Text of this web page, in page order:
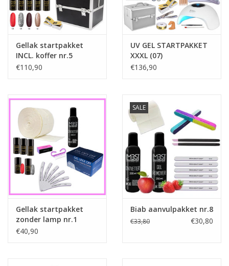
Gellak startpakket
INCL. koffer nr.5
€110,90
UV GEL STARTPAKKET
XXXL (07)
€136,90
Gellak startpakket
zonder lamp nr.1
€40,90
SALE
Biab aanvulpakket nr.8
€33,80 €30,80